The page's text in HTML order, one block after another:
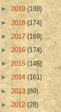
►2019(188)
►2018(174)
►2017(169)
►2016(174)
►2015(146)
► 2014 (161)
►2013(89)
►2012(28)